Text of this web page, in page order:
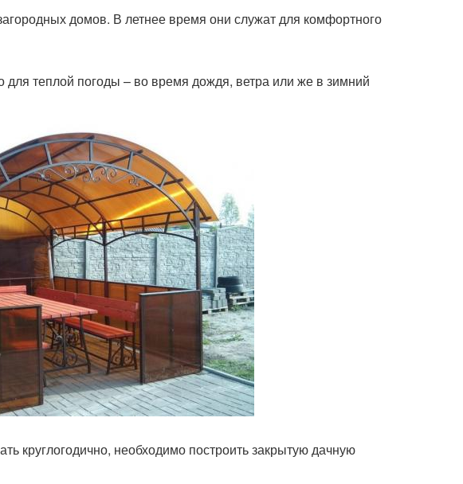
домов. В летнее время они служат для комфортного
теплой погоды – во время дождя, ветра или же в зимний
круглогодично, необходимо построить закрытую дачную